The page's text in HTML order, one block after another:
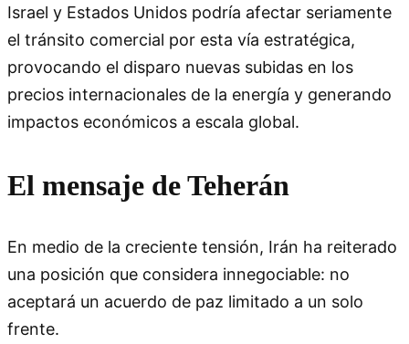
Israel y Estados Unidos podría afectar seriamente
el tránsito comercial por esta vía estratégica,
provocando el disparo nuevas subidas en los
precios internacionales de la energía y generando
impactos económicos a escala global.
El mensaje de Teherán
En medio de la creciente tensión, Irán ha reiterado
una posición que considera innegociable: no
aceptará un acuerdo de paz limitado a un solo
frente.